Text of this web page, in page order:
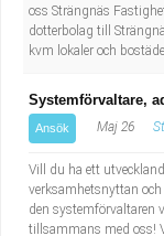
oss Strängnäs
dotterbolag till
kvm lokaler och
Systemförvaltare,
Ansök Maj 26
Vill du ha ett
verksamhetsnyttan
den systemförvaltaren
tillsammans med oss!